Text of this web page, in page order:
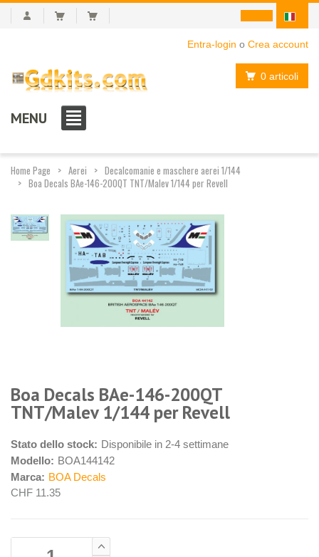
Entra-login o Crea account
0 articoli
MENU
Home Page Aerei
Decalcomanie e maschere aerei 1/144
Boa Decals BAe-146-200QT TNT/Malev 1/144 per Revell
Boa Decals BAe-146-200QT
TNT/Malev 1/144 per Revell
Stato dello stock: Disponibile in 2-4 settimane
Modello: BOA144142
Marca: BOA Decals
CHF 11.35